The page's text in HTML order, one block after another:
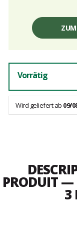
Einzelpreis,
Gebühren
Vorrätig
Wird geliefert ab 09/
PRODUIT —
3